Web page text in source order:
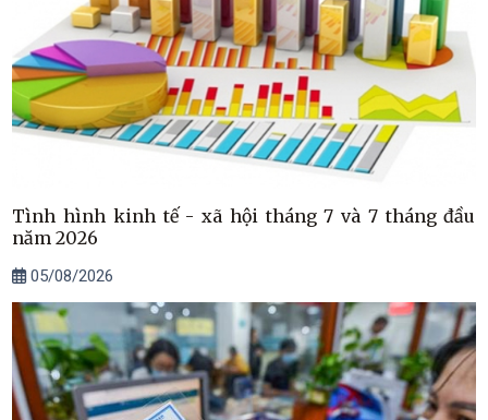
Tình hình kinh tế - xã hội tháng 7 và 7 tháng đầu
năm 2026
05/08/2026